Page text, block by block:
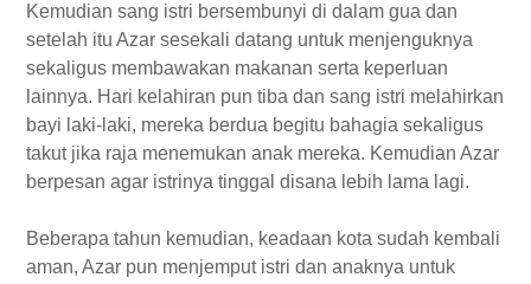
Kemudian sang istri bersembunyi di dalam gua dan
setelah itu Azar sesekali datang untuk menjenguknya
sekaligus membawakan makanan serta keperluan
lainnya. Hari kelahiran pun tiba dan sang istri melahirkan
bayi laki-laki, mereka berdua begitu bahagia sekaligus
takut jika raja menemukan anak mereka. Kemudian Azar
berpesan agar istrinya tinggal disana lebih lama lagi.
Beberapa tahun kemudian, keadaan kota sudah kembali
aman, Azar pun menjemput istri dan anaknya untuk